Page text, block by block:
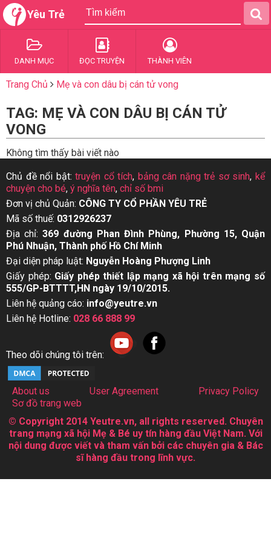
Yêu Trẻ
DANH MỤC ĐỌC TRUYỆN THÀNH VIÊN
Trang Chủ Mẹ và con dâu bị cán tử vong
TAG: MẸ VÀ CON DÂU BỊ CÁN TỬ
VONG
Không tìm thấy bài viết nào
Chủ đề nổi bật:truyện cổ tích, bảng cân nặng trẻ sơ sinh,kể
chuyện cho bé, ý nghĩa tên, chỉ số bmi
Đơn vị chủ Quản: CÔNG TY CỔ PHẦN YÊU TRẺ
Mã số thuế: 0312926237
Địa chỉ:369 đường Phan Đình Phùng, Phường 15, Quận
Phú Nhuận, Thành phố Hồ Chí Minh
Đại diện pháp luật: Nguyễn Hoàng Phượng Linh
Giấy phép: Giấy phép thiết lập mạng xã hội trên mạng số
555/GP-BTTTT,HN ngày 19/10/2015.
Liên hệ quảng cáo: info@yeutre.vn
Liên hệ Hotline: 028 66 888 99
Theo dõi chúng tôi trên:
About us User Agreement
Privacy Policy
Sơ đồ trang web
© Copyright 2014 Yeutre.vn, all rights reserved. Chuyên
trang mạng xã hội Mẹ & Bé uy tín hàng đầu Việt Nam. Với
nội dung được viết và tham vấn bởi các chuyên gia & Bác
sĩ hàng đầu trong lĩnh vực.